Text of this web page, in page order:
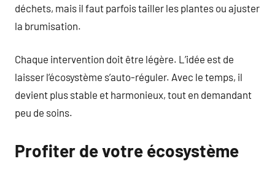
déchets, mais il faut parfois tailler les plantes ou ajuster
la brumisation.
Chaque intervention doit être légère. L’idée est de
laisser l’écosystème s’auto-réguler. Avec le temps, il
devient plus stable et harmonieux, tout en demandant
peu de soins.
Profiter de votre écosystème